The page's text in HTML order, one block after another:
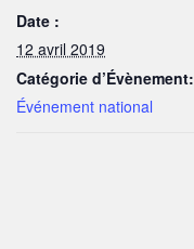
Date :
12 avril 2019
Catégorie d’Évènement:
Événement national